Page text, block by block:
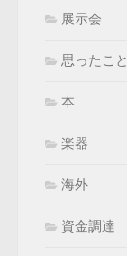
展示会
思ったこと
本
楽器
海外
資金調達